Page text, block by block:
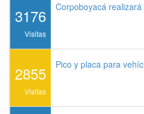
3176
Visitas
Corpoboyacá
2855
Visitas
Pico y placa para